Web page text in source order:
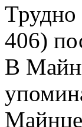
406)
В
Майнце